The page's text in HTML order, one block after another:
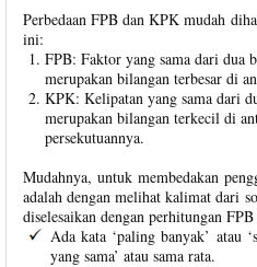
Perbedaan FPB dan KPK mudah
ini:
FPB: Faktor yang sama dari dua
merupakan bilangan terbesar di
KPK: Kelipatan yang sama dari
merupakan bilangan terkecil di
persekutuannya.
Mudahnya, untuk membedakan
adalah dengan melihat kalimat dari
diselesaikan dengan perhitungan
Ada kata ‘paling banyak’ atau
yang sama’ atau sama rata.